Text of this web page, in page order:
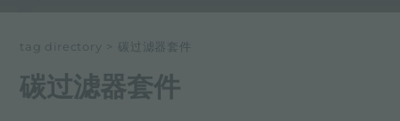
tag directory > 碳过滤器套件
碳过滤器套件